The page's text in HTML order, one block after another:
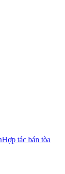
Hợp tác bán tòa